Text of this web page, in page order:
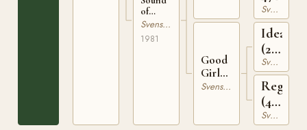
of
Music
(48) RP
1189 S
Svensk Varmblodig Ridhäst
1981
Good
Girl
(48) Svensk Varmblodig Ridhäst
Svensk Varmblodig Ridhäst
Idealist
(29)
356
Svensk Varmblodig Ridhäst
Regina
(48)
5199
Svensk Varmblodig Ridhäst